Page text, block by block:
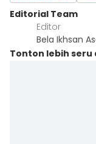
Editorial Team
Editor
Bela Ikhsan
Tonton lebih seru